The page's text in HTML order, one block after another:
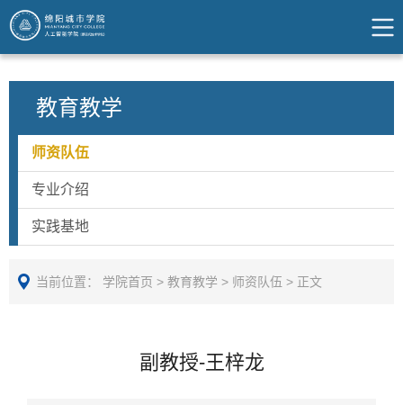
教育教学
师资队伍
专业介绍
实践基地
当前位置： 学院首页 > 教育教学 > 师资队伍 > 正文
副教授-王梓龙